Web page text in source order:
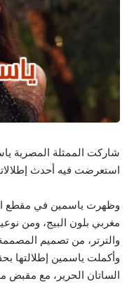
شاركت الممثلة المصرية
استعرضت فيه أحدث
وظهرت ياسمين في مقطع
مغربي بلون البيج، ومن
والترتر، من تصميم
وأكملت ياسمين إطلالتها
الساتان الحرير، مع مقبض